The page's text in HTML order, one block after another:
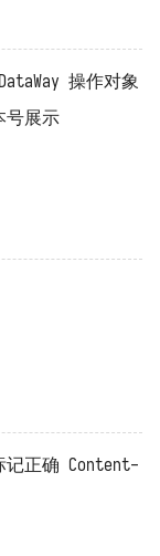
操作对象
号展示
记正确 Content-